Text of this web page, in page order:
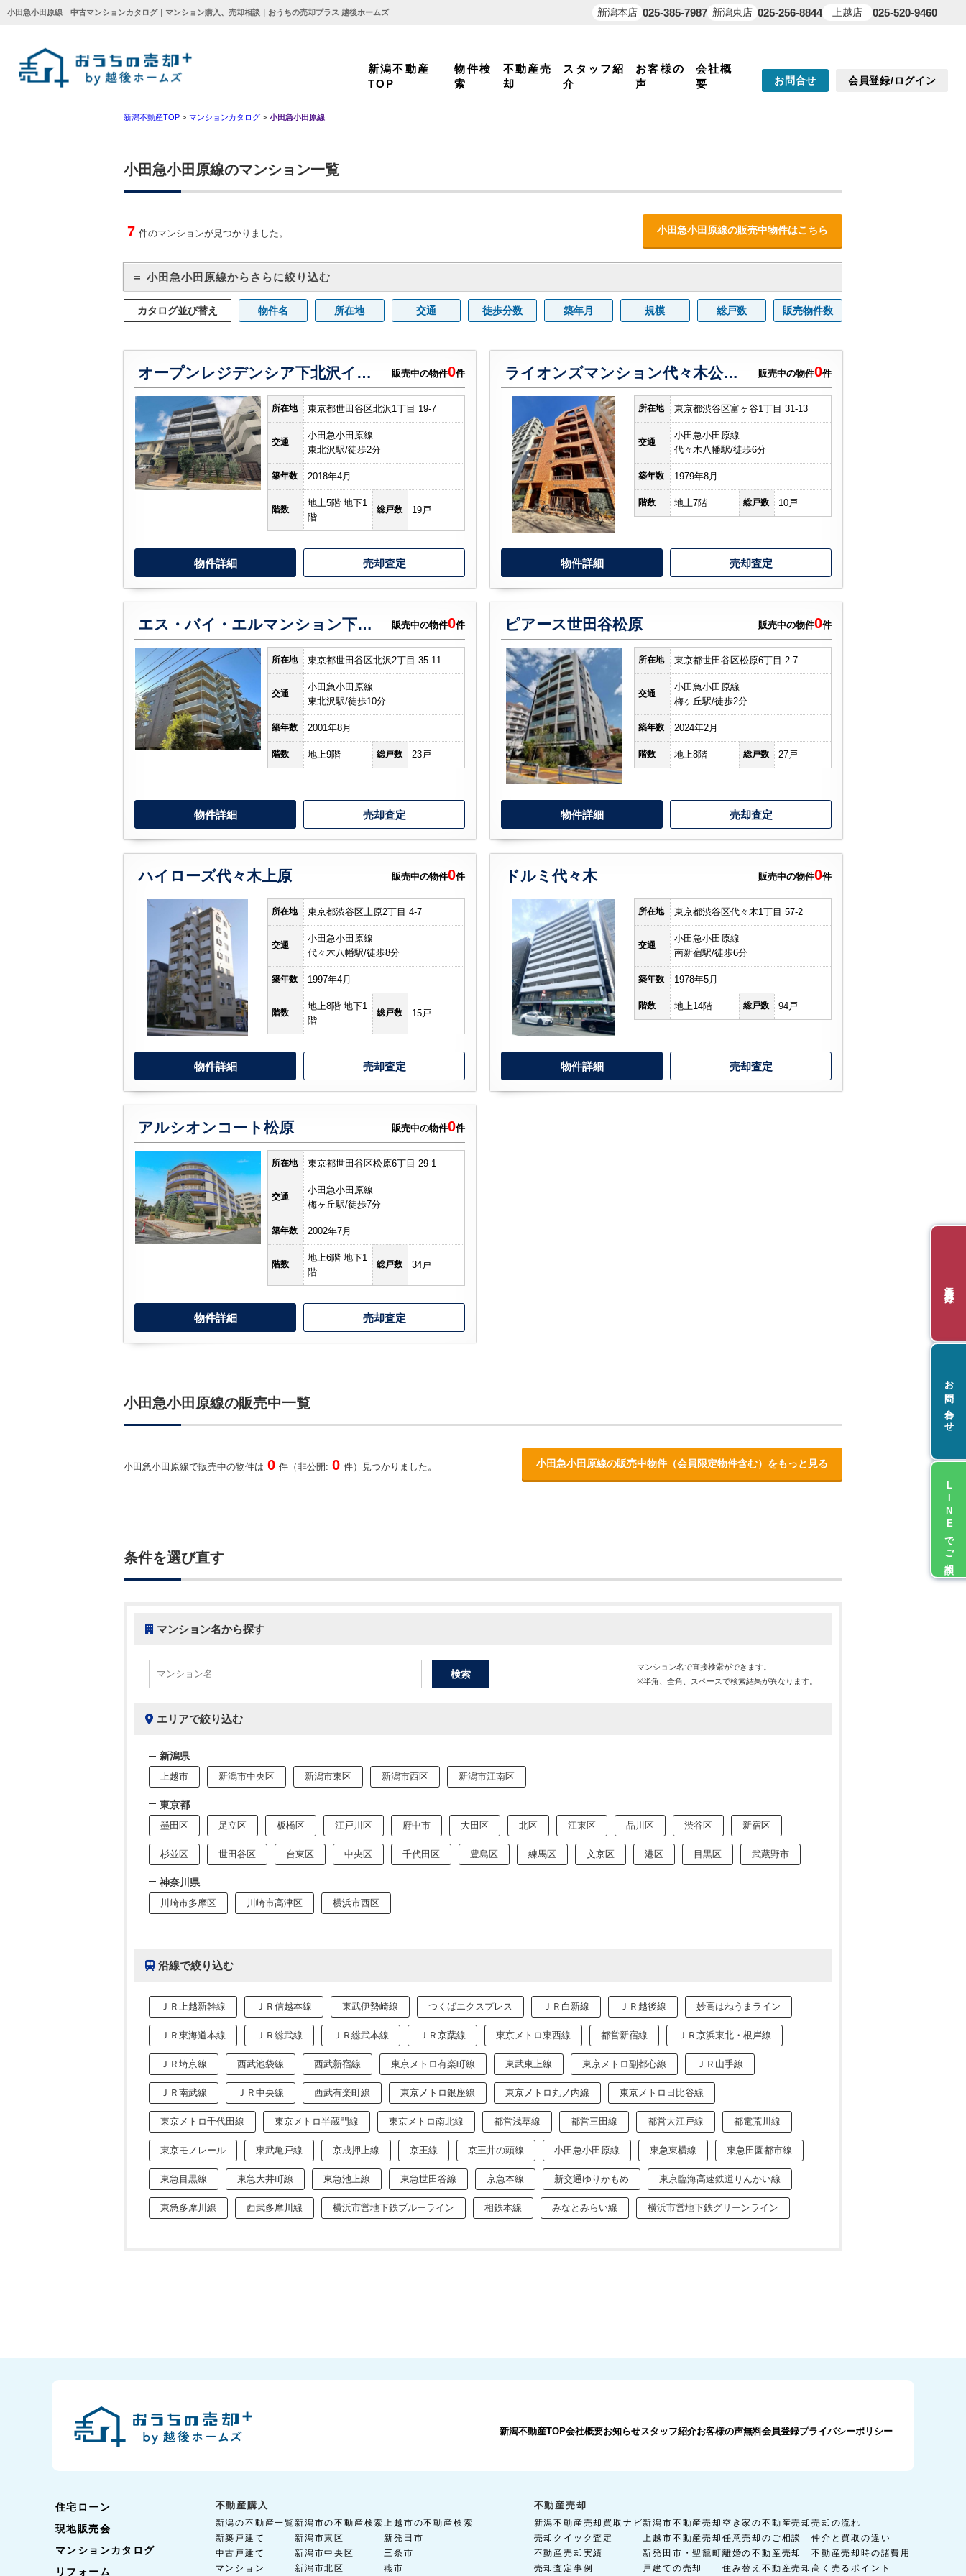
小田急小田原線 中古マンションカタログ｜マンション購入、売却相談｜おうちの売却プラス 越後ホームズ
新潟不動産
TOP
物件検
索
不動産売
却
スタッフ紹
介
お客様の
声
会社概
要
お問合せ 会員登録/ログイン
新潟不動産TOP > マンションカタログ > 小田急小田原線
小田急小田原線のマンション一覧
7 件のマンションが見つかりました。 小田急小田原線の販売中物件はこちら
＝ 小田急小田原線からさらに絞り込む
カタログ並び替え 物件名 所在地 交通 徒歩分数 築年月 規模 総戸数 販売物件数
オープンレジデンシア下北沢イーストテラス 販売中の物件0件
所在地 東京都世田谷区北沢1丁目 19-7
交通
小田急小田原線
東北沢駅/徒歩2分
築年数 2018年4月
階数
地上5階 地下1
階
総戸数 19戸
物件詳細 売却査定
ライオンズマンション代々木公園第２ 販売中の物件0件
所在地 東京都渋谷区富ヶ谷1丁目 31-13
交通
小田急小田原線
代々木八幡駅/徒歩6分
築年数 1979年8月
階数 地上7階 総戸数 10戸
物件詳細 売却査定
エス・バイ・エルマンション下北沢 販売中の物件0件
所在地 東京都世田谷区北沢2丁目 35-11
交通
小田急小田原線
東北沢駅/徒歩10分
築年数 2001年8月
階数 地上9階 総戸数 23戸
物件詳細 売却査定
ピアース世田谷松原 販売中の物件0件
所在地 東京都世田谷区松原6丁目 2-7
交通
小田急小田原線
梅ヶ丘駅/徒歩2分
築年数 2024年2月
階数 地上8階 総戸数 27戸
物件詳細 売却査定
ハイローズ代々木上原 販売中の物件0件
所在地 東京都渋谷区上原2丁目 4-7
交通
小田急小田原線
代々木八幡駅/徒歩8分
築年数 1997年4月
階数
地上8階 地下1
階
総戸数 15戸
物件詳細 売却査定
ドルミ代々木 販売中の物件0件
所在地 東京都渋谷区代々木1丁目 57-2
交通
小田急小田原線
南新宿駅/徒歩6分
築年数 1978年5月
階数 地上14階 総戸数 94戸
物件詳細 売却査定
アルシオンコート松原 販売中の物件0件
所在地 東京都世田谷区松原6丁目 29-1
交通
小田急小田原線
梅ヶ丘駅/徒歩7分
築年数 2002年7月
階数
地上6階 地下1
階
総戸数 34戸
物件詳細 売却査定
小田急小田原線の販売中一覧
小田急小田原線で販売中の物件は 0 件（非公開: 0 件）見つかりました。 小田急小田原線の販売中物件（会員限定物件含む）をもっと見る
条件を選び直す
マンション名から探す
マンション名で直接検索ができます。
※半角、全角、スペースで検索結果が異なります。
エリアで絞り込む
新潟県
上越市 新潟市中央区 新潟市東区 新潟市西区 新潟市江南区
東京都
墨田区 足立区 板橋区 江戸川区 府中市 大田区 北区 江東区 品川区 渋谷区 新宿区
杉並区 世田谷区 台東区 中央区 千代田区 豊島区 練馬区 文京区 港区 目黒区 武蔵野市
神奈川県
川崎市多摩区 川崎市高津区 横浜市西区
沿線で絞り込む
ＪＲ上越新幹線 ＪＲ信越本線 東武伊勢崎線 つくばエクスプレス ＪＲ白新線 ＪＲ越後線 妙高はねうまライン
ＪＲ東海道本線 ＪＲ総武線 ＪＲ総武本線 ＪＲ京葉線 東京メトロ東西線 都営新宿線 ＪＲ京浜東北・根岸線
ＪＲ埼京線 西武池袋線 西武新宿線 東京メトロ有楽町線 東武東上線 東京メトロ副都心線 ＪＲ山手線
ＪＲ南武線 ＪＲ中央線 西武有楽町線 東京メトロ銀座線 東京メトロ丸ノ内線 東京メトロ日比谷線
東京メトロ千代田線 東京メトロ半蔵門線 東京メトロ南北線 都営浅草線 都営三田線 都営大江戸線 都電荒川線
東京モノレール 東武亀戸線 京成押上線 京王線 京王井の頭線 小田急小田原線 東急東横線 東急田園都市線
東急目黒線 東急大井町線 東急池上線 東急世田谷線 京急本線 新交通ゆりかもめ 東京臨海高速鉄道りんかい線
東急多摩川線 西武多摩川線 横浜市営地下鉄ブルーライン 相鉄本線 みなとみらい線 横浜市営地下鉄グリーンライン
新潟不動産TOP会社概要お知らせスタッフ紹介お客様の声無料会員登録プライバシーポリシー
住宅ローン
現地販売会
マンションカタログ
リフォーム
不動産購入
新潟の不動産一覧
新築戸建て
中古戸建て
マンション
新潟市の不動産検索
新潟市東区
新潟市中央区
新潟市北区
上越市の不動産検索
新発田市
三条市
燕市
不動産売却
新潟不動産売却買取ナビ
売却クイック査定
不動産売却実績
売却査定事例
新潟市不動産売却
上越市不動産売却
新発田市・聖籠町
戸建ての売却
空き家の不動産売却
任意売却のご相談
離婚の不動産売却
住み替え不動産売却
売却の流れ
仲介と買取の違い
不動産売却時の諸費用
高く売るポイント
新潟本店 025-385-7987 新潟東店 025-256-8844 上越店 025-520-9460
お問い合わせ
LINEでご相談